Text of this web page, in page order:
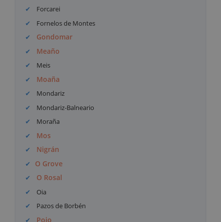
Forcarei
Fornelos de Montes
Gondomar
Meaño
Meis
Moaña
Mondariz
Mondariz-Balneario
Moraña
Mos
Nigrán
O Grove
O Rosal
Oia
Pazos de Borbén
Poio